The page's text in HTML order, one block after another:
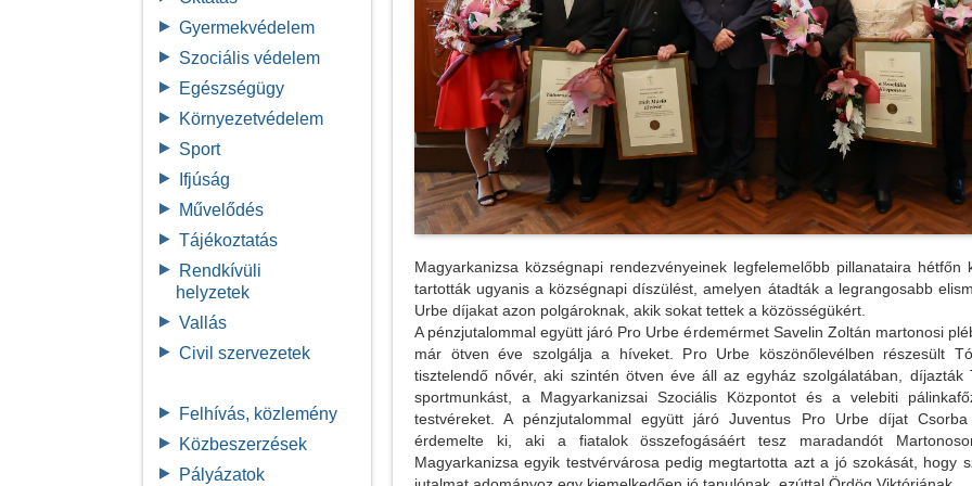
Gyermekvédelem
Szociális védelem
Egészségügy
Környezetvédelem
Sport
Ifjúság
Művelődés
Tájékoztatás
Rendkívüli
helyzetek
Vallás
Civil szervezetek
Felhívás, közlemény
Közbeszerzések
Pályázatok
Magyarkanizsa községnapi rendezvényeinek legfelemelőbb pillanataira hétfőn
tartották ugyanis a községnapi díszülést, amelyen átadták a legrangosabb
Urbe díjakat azon polgároknak, akik sokat tettek a közösségükért.
A pénzjutalommal együtt járó Pro Urbe érdemérmet Savelin Zoltán martonosi
már ötven éve szolgálja a híveket. Pro Urbe köszönőlevélben részesült
tisztelendő nővér, aki szintén ötven éve áll az egyház szolgálatában, díjazták
sportmunkást, a Magyarkanizsai Szociális Központot és a velebiti
testvéreket. A pénzjutalommal együtt járó Juventus Pro Urbe díjat
érdemelte ki, aki a fiatalok összefogásáért tesz maradandót
Magyarkanizsa egyik testvérvárosa pedig megtartotta azt a jó szokását, hogy